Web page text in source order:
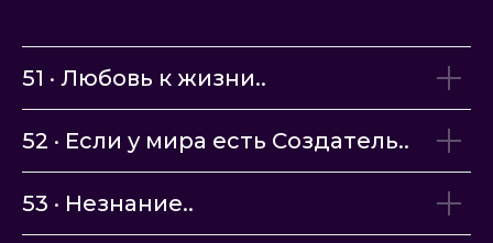
51 · Любовь к жизни..
52 · Если у мира есть Создатель..
53 · Незнание..